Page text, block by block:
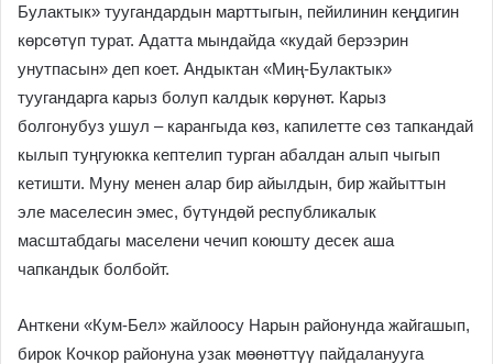
Булактык» туугандардын марттыгын, пейилинин кеңдигин
көрсөтγп турат. Адатта мындайда «кудай берээрин
унутпасын» деп коет. Андыктан «Миң-Булактык»
туугандарга карыз болуп калдык көрγнөт. Карыз
болгонубуз ушул – карангыда көз, капилетте сөз тапкандай
кылып туңгуюкка кептелип турган абалдан алып чыгып
кетишти. Муну менен алар бир айылдын, бир жайыттын
эле маселесин эмес, бγтγндөй республикалык
масштабдагы маселени чечип коюшту десек аша
чапкандык болбойт.
Анткени «Кум-Бел» жайлоосу Нарын районунда жайгашып,
бирок Кочкор районуна узак мөөнөттγγ пайдаланууга